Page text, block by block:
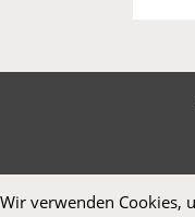
Wir verwenden Cookies,